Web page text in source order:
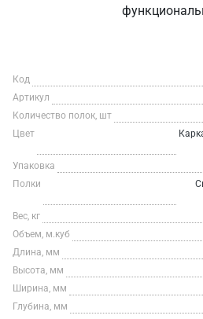
Код
Артикул
Количество полок, шт
Цвет
Упаковка
Полки
Вес, кг
Объем, м.куб
Длина, мм
Высота, мм
Ширина, мм
Глубина, мм